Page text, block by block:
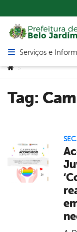
Abrir menu
Serviços e
Você está aqui:
>
Tag: